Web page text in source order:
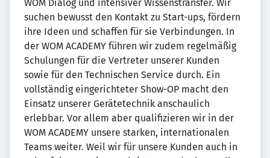
WOM Dialog und intensiver Wissenstransfer. Wir
suchen bewusst den Kontakt zu Start-ups, fördern
ihre Ideen und schaffen für sie Verbindungen. In
der WOM ACADEMY führen wir zudem regelmäßig
Schulungen für die Vertreter unserer Kunden
sowie für den Technischen Service durch. Ein
vollständig eingerichteter Show-OP macht den
Einsatz unserer Gerätetechnik anschaulich
erlebbar. Vor allem aber qualifizieren wir in der
WOM ACADEMY unsere starken, internationalen
Teams weiter. Weil wir für unsere Kunden auch in